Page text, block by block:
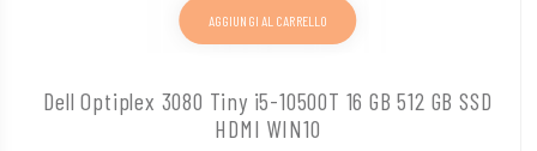
Dell Optiplex 3080 Tiny i5-10500T 16 GB 512 GB SSD
HDMI WIN10
AGGIUNGI AL CARRELLO